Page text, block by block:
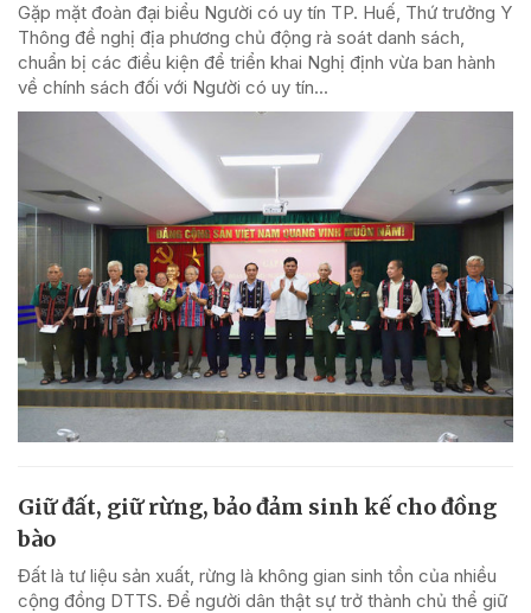
Gặp mặt đoàn đại biểu Người có uy tín TP. Huế, Thứ trưởng Y
Thông đề nghị địa phương chủ động rà soát danh sách,
chuẩn bị các điều kiện để triển khai Nghị định vừa ban hành
về chính sách đối với Người có uy tín...
Giữ đất, giữ rừng, bảo đảm sinh kế cho đồng
bào
Đất là tư liệu sản xuất, rừng là không gian sinh tồn của nhiều
cộng đồng DTTS. Để người dân thật sự trở thành chủ thể giữ